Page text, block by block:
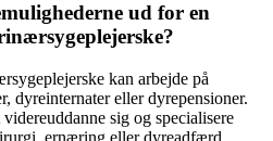
ud for en
kan arbejde på
dyreinternater eller dyrepensioner.
sig og specialisere
ernæring eller dyreadfærd.